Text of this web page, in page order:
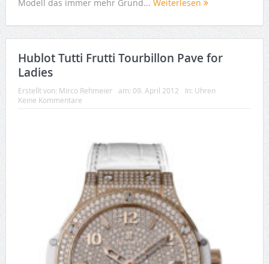
Modell das immer mehr Grund... Weiterlesen
Hublot Tutti Frutti Tourbillon Pave for
Ladies
Erstellt von: Mirco Rehmeier am: 09. April 2012 In: Uhren
Keine Kommentare